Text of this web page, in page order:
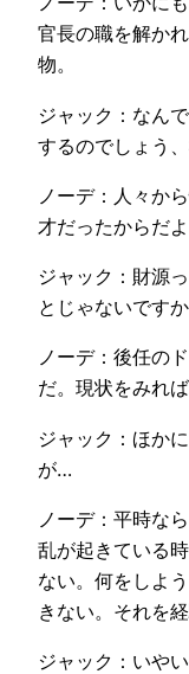
官長の職を解か
物。
ジャック：なん
するのでしょう
ノーデ：人々か
才だったからだよ
ジャック：財源
とじゃないです
ノーデ：後任の
だ。現状をみれ
ジャック：ほか
が…
ノーデ：平時な
乱が起きている
ない。何をしよ
きない。それを
ジャック：いや